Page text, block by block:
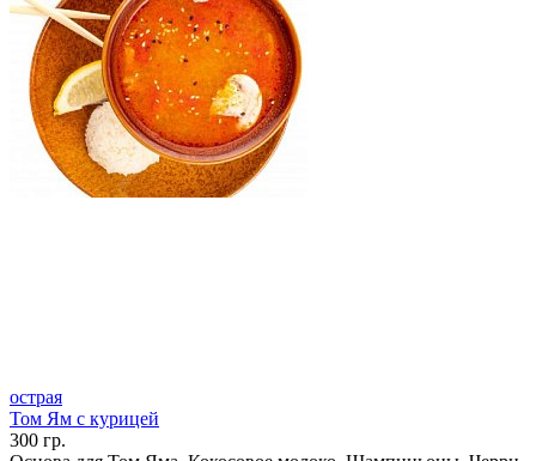
острая
Том Ям с курицей
300 гр.